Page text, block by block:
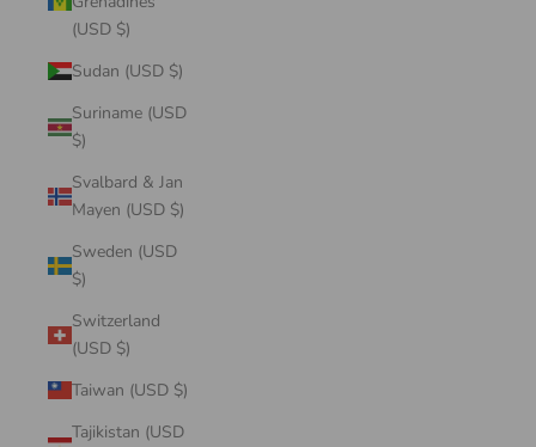
(USD $)
Sudan (USD $)
Suriname (USD
$)
Svalbard & Jan
Mayen (USD $)
Sweden (USD
$)
Switzerland
(USD $)
Taiwan (USD $)
Tajikistan (USD